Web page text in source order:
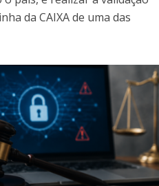
da CAIXA de uma das